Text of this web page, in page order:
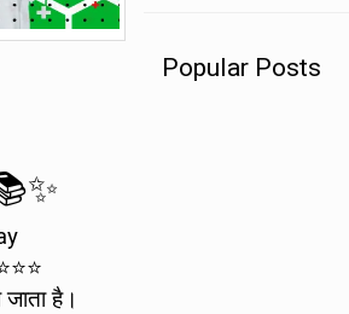
है।
Popular Posts